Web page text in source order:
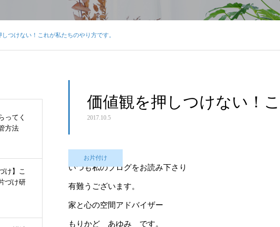
つけない！これが私たちのやり方です。
価値観を押しつけない！
2017.10.5
お片付け
いつも私のブログをお読み下さり
有難うございます。
家と心の空間アドバイザー
もりかど あゆみ です。
ってく
方法
け】こ
づけ研